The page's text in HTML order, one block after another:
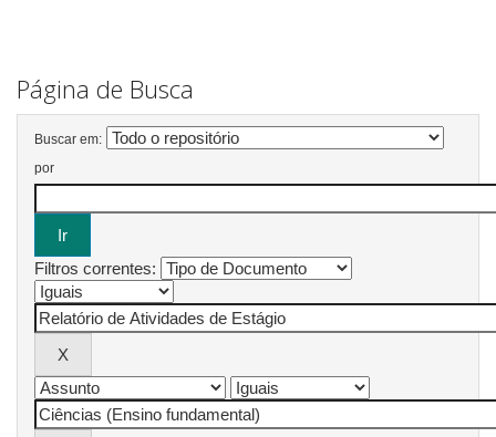
Página de Busca
Buscar em:
por
Filtros correntes: